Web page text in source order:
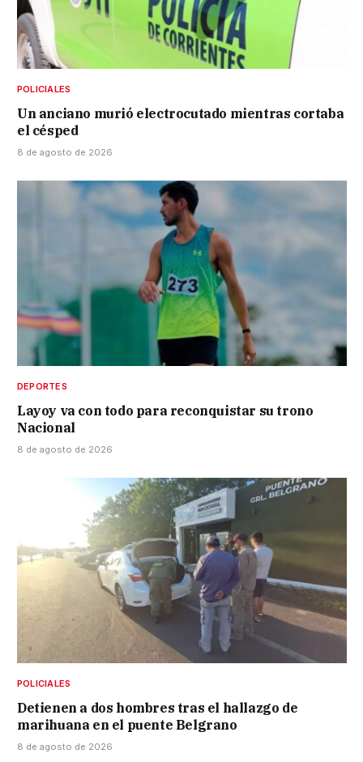
POLICIALES
Un anciano murió electrocutado mientras cortaba
el césped
8 de agosto de 2026
DEPORTES
Layoy va con todo para reconquistar su trono
Nacional
8 de agosto de 2026
POLICIALES
Detienen a dos hombres tras el hallazgo de
marihuana en el puente Belgrano
8 de agosto de 2026